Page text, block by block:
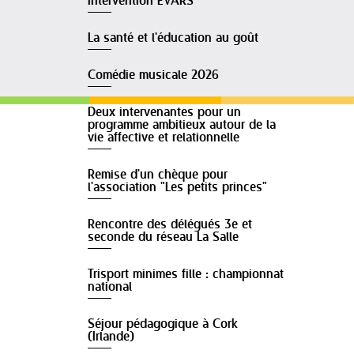
La santé et l'éducation au goût
Comédie musicale 2026
Deux intervenantes pour un
programme ambitieux autour de la
vie affective et relationnelle
Remise d'un chèque pour
l'association "Les petits princes"
Rencontre des délégués 3e et
seconde du réseau La Salle
Trisport minimes fille : championnat
national
Séjour pédagogique à Cork
(Irlande)